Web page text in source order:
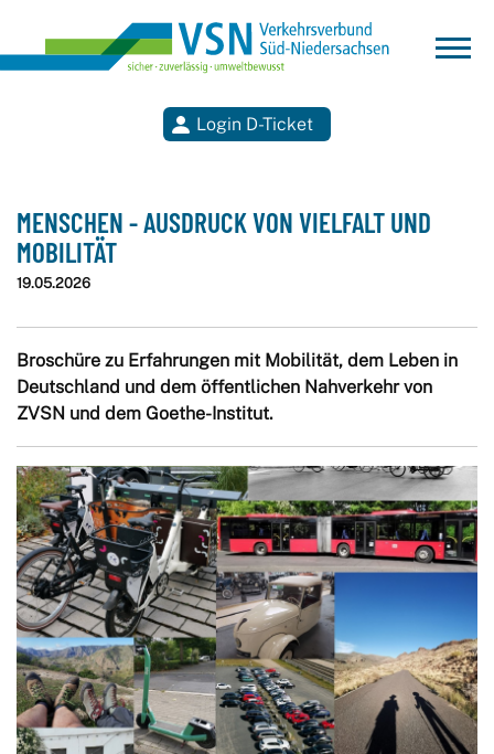
Login D-Ticket
Deutschlandticket
Abo-Karte
JugendTicket
MENSCHEN - AUSDRUCK VON VIELFALT UND
MOBILITÄT
19.05.2026
Broschüre zu Erfahrungen mit Mobilität, dem Leben in
Deutschland und dem öffentlichen Nahverkehr von
ZVSN und dem Goethe-Institut.